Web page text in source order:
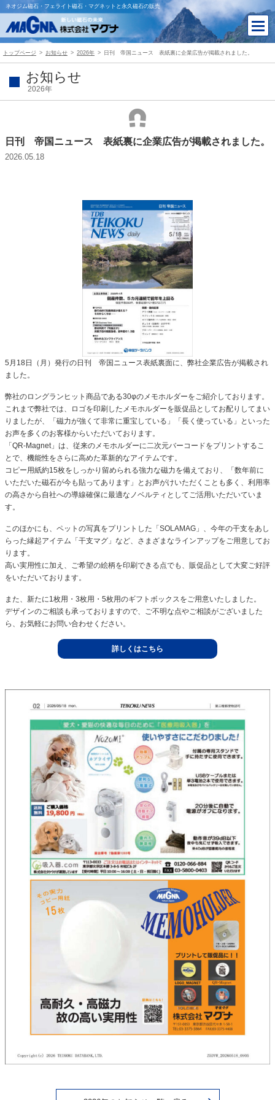
ネオジム磁石・フェライト磁石・マグネットと永久磁石の販売
トップページ お知らせ 2026年 日刊 帝国ニュース 表紙裏に企業広告が掲載されました。
お知らせ
2026年
日刊 帝国ニュース 表紙裏に企業広告が掲載されました。
2026.05.18
5月18日（月）発行の日刊 帝国ニュース表紙裏面に、弊社企業広告が掲載され
ました。
弊社のロングランヒット商品である30φのメモホルダーをご紹介しております。
これまで弊社では、ロゴを印刷したメモホルダーを販促品としてお配りしてまい
りましたが、「磁力が強くて非常に重宝している」「長く使っている」といった
お声を多くのお客様からいただいております。
「QR-Magnet」は、従来のメモホルダーに二次元バーコードをプリントするこ
とで、機能性をさらに高めた革新的なアイテムです。
コピー用紙約15枚をしっかり留められる強力な磁力を備えており、「数年前に
いただいた磁石が今も貼ってあります」とお声がけいただくことも多く、利用率
の高さから自社への導線確保に最適なノベルティとしてご活用いただいていま
す。
このほかにも、ペットの写真をプリントした「SOLAMAG」、今年の干支をあし
らった縁起アイテム「干支マグ」など、さまざまなラインアップをご用意してお
ります。
高い実用性に加え、ご希望の絵柄を印刷できる点でも、販促品として大変ご好評
をいただいております。
また、新たに1枚用・3枚用・5枚用のギフトボックスをご用意いたしました。
デザインのご相談も承っておりますので、ご不明な点やご相談がございました
ら、お気軽にお問い合わせください。
詳しくはこちら